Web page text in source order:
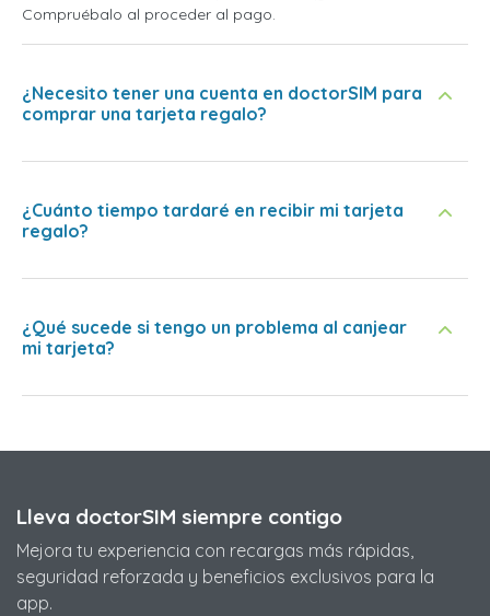
Compruébalo al proceder al pago.
¿Necesito tener una cuenta en doctorSIM para
comprar una tarjeta regalo?
¿Cuánto tiempo tardaré en recibir mi tarjeta
regalo?
¿Qué sucede si tengo un problema al canjear
mi tarjeta?
Lleva doctorSIM siempre contigo
Mejora tu experiencia con recargas más rápidas,
seguridad reforzada y beneficios exclusivos para la
app.